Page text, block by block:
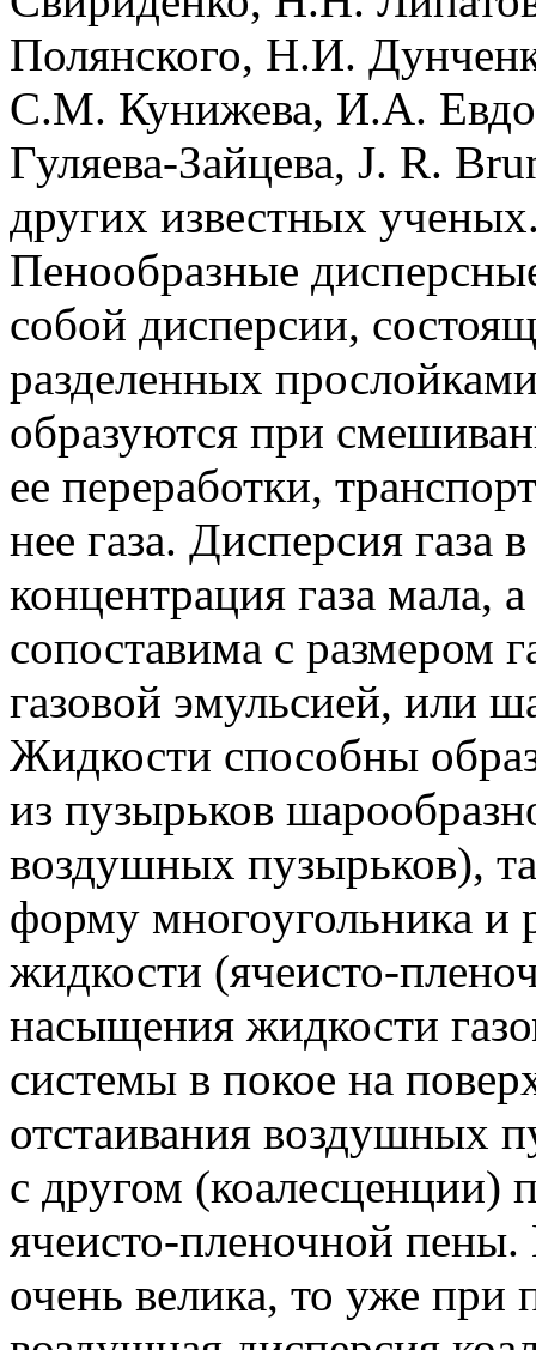
Полянского, Н.И.
С.М. Кунижева, И.А.
Гуляева-Зайцева, J. R.
других известных
Пенообразные
собой дисперсии,
разделенных
образуются при
ее переработки,
нее газа. Дисперсия газа
концентрация газа мала,
сопоставима с размером
газовой эмульсией, или
Жидкости способны
из пузырьков
воздушных пузырьков),
форму многоугольника и
жидкости (ячеисто-
насыщения жидкости
системы в покое на
отстаивания воздушных
с другом (коалесценции)
ячеисто-пленочной пены.
очень велика, то уже